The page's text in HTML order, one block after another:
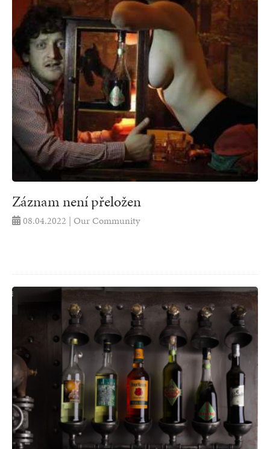
Záznam není přeložen
08.04.2022 | Our Community